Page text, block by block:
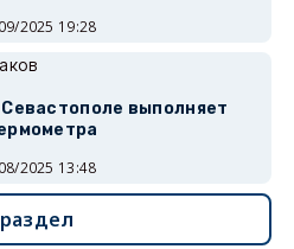
2025 19:28
выполняет
2025 13:48